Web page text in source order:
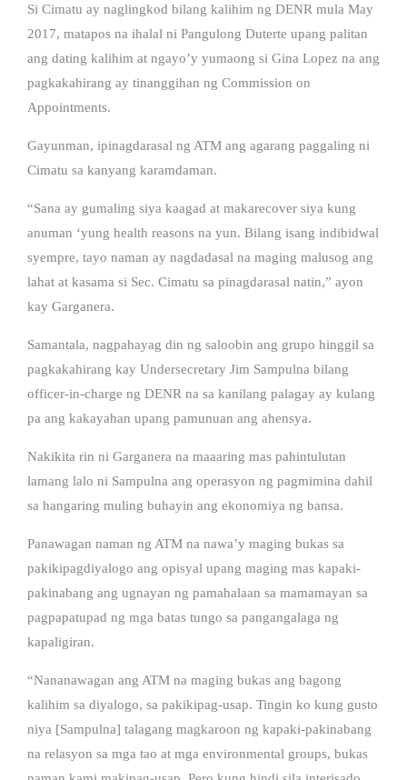
Si Cimatu ay naglingkod bilang kalihim ng DENR mula May
2017, matapos na ihalal ni Pangulong Duterte upang palitan
ang dating kalihim at ngayo’y yumaong si Gina Lopez na ang
pagkakahirang ay tinanggihan ng Commission on
Appointments.
Gayunman, ipinagdarasal ng ATM ang agarang paggaling ni
Cimatu sa kanyang karamdaman.
“Sana ay gumaling siya kaagad at makarecover siya kung
anuman ‘yung health reasons na yun. Bilang isang indibidwal
syempre, tayo naman ay nagdadasal na maging malusog ang
lahat at kasama si Sec. Cimatu sa pinagdarasal natin,” ayon
kay Garganera.
Samantala, nagpahayag din ng saloobin ang grupo hinggil sa
pagkakahirang kay Undersecretary Jim Sampulna bilang
officer-in-charge ng DENR na sa kanilang palagay ay kulang
pa ang kakayahan upang pamunuan ang ahensya.
Nakikita rin ni Garganera na maaaring mas pahintulutan
lamang lalo ni Sampulna ang operasyon ng pagmimina dahil
sa hangaring muling buhayin ang ekonomiya ng bansa.
Panawagan naman ng ATM na nawa’y maging bukas sa
pakikipagdiyalogo ang opisyal upang maging mas kapaki-
pakinabang ang ugnayan ng pamahalaan sa mamamayan sa
pagpapatupad ng mga batas tungo sa pangangalaga ng
kapaligiran.
“Nananawagan ang ATM na maging bukas ang bagong
kalihim sa diyalogo, sa pakikipag-usap. Tingin ko kung gusto
niya [Sampulna] talagang magkaroon ng kapaki-pakinabang
na relasyon sa mga tao at mga environmental groups, bukas